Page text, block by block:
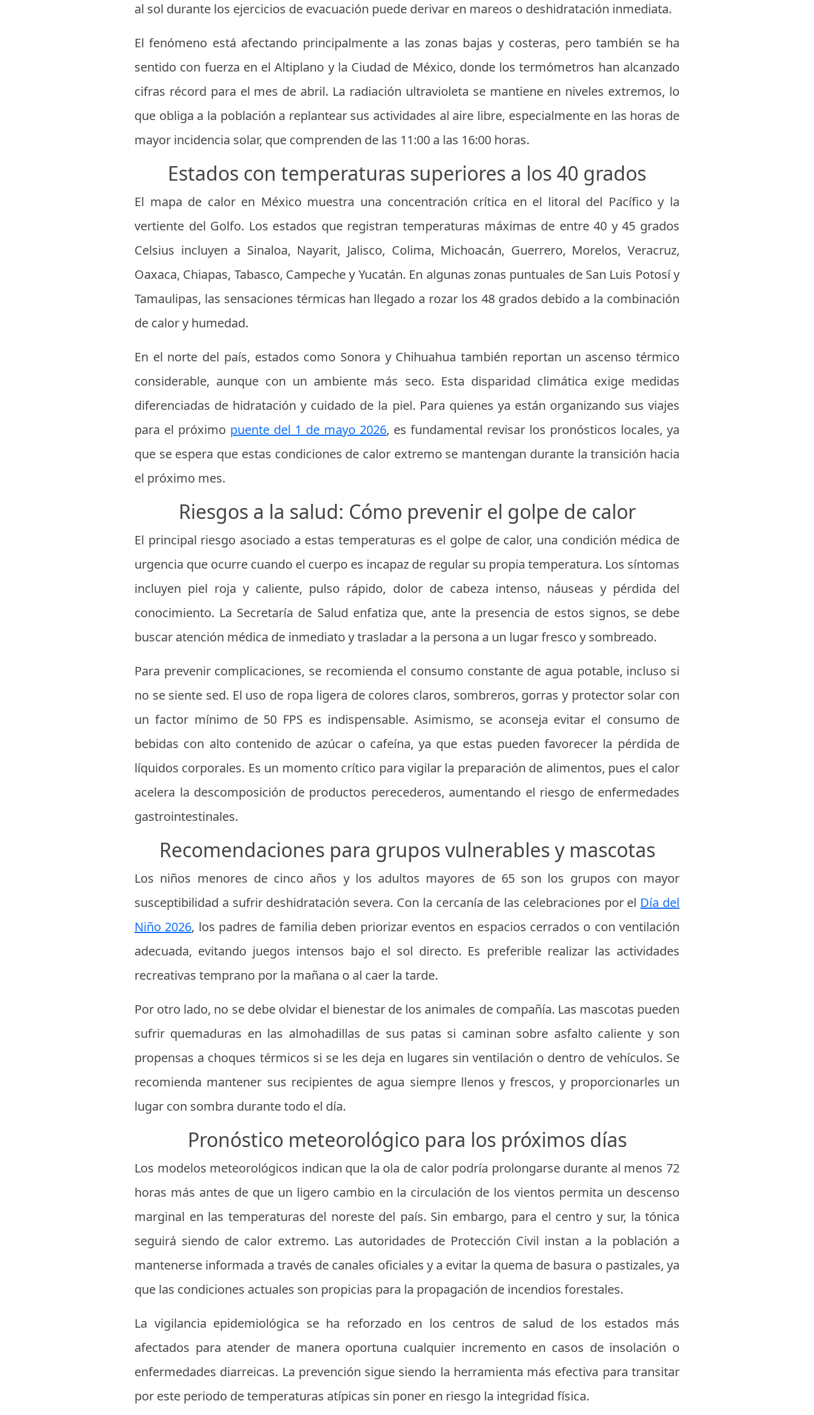
al sol durante los ejercicios de evacuación puede derivar en mareos o deshidratación inmediata.
El fenómeno está afectando principalmente a las zonas bajas y costeras, pero también se ha
sentido con fuerza en el Altiplano y la Ciudad de México, donde los termómetros han alcanzado
cifras récord para el mes de abril. La radiación ultravioleta se mantiene en niveles extremos, lo
que obliga a la población a replantear sus actividades al aire libre, especialmente en las horas de
mayor incidencia solar, que comprenden de las 11:00 a las 16:00 horas.
Estados con temperaturas superiores a los 40 grados
El mapa de calor en México muestra una concentración crítica en el litoral del Pacífico y la
vertiente del Golfo. Los estados que registran temperaturas máximas de entre 40 y 45 grados
Celsius incluyen a Sinaloa, Nayarit, Jalisco, Colima, Michoacán, Guerrero, Morelos, Veracruz,
Oaxaca, Chiapas, Tabasco, Campeche y Yucatán. En algunas zonas puntuales de San Luis Potosí y
Tamaulipas, las sensaciones térmicas han llegado a rozar los 48 grados debido a la combinación
de calor y humedad.
En el norte del país, estados como Sonora y Chihuahua también reportan un ascenso térmico
considerable, aunque con un ambiente más seco. Esta disparidad climática exige medidas
diferenciadas de hidratación y cuidado de la piel. Para quienes ya están organizando sus viajes
para el próximo puente del 1 de mayo 2026, es fundamental revisar los pronósticos locales, ya
que se espera que estas condiciones de calor extremo se mantengan durante la transición hacia
el próximo mes.
Riesgos a la salud: Cómo prevenir el golpe de calor
El principal riesgo asociado a estas temperaturas es el golpe de calor, una condición médica de
urgencia que ocurre cuando el cuerpo es incapaz de regular su propia temperatura. Los síntomas
incluyen piel roja y caliente, pulso rápido, dolor de cabeza intenso, náuseas y pérdida del
conocimiento. La Secretaría de Salud enfatiza que, ante la presencia de estos signos, se debe
buscar atención médica de inmediato y trasladar a la persona a un lugar fresco y sombreado.
Para prevenir complicaciones, se recomienda el consumo constante de agua potable, incluso si
no se siente sed. El uso de ropa ligera de colores claros, sombreros, gorras y protector solar con
un factor mínimo de 50 FPS es indispensable. Asimismo, se aconseja evitar el consumo de
bebidas con alto contenido de azúcar o cafeína, ya que estas pueden favorecer la pérdida de
líquidos corporales. Es un momento crítico para vigilar la preparación de alimentos, pues el calor
acelera la descomposición de productos perecederos, aumentando el riesgo de enfermedades
gastrointestinales.
Recomendaciones para grupos vulnerables y mascotas
Los niños menores de cinco años y los adultos mayores de 65 son los grupos con mayor
susceptibilidad a sufrir deshidratación severa. Con la cercanía de las celebraciones por el Día del
Niño 2026, los padres de familia deben priorizar eventos en espacios cerrados o con ventilación
adecuada, evitando juegos intensos bajo el sol directo. Es preferible realizar las actividades
recreativas temprano por la mañana o al caer la tarde.
Por otro lado, no se debe olvidar el bienestar de los animales de compañía. Las mascotas pueden
sufrir quemaduras en las almohadillas de sus patas si caminan sobre asfalto caliente y son
propensas a choques térmicos si se les deja en lugares sin ventilación o dentro de vehículos. Se
recomienda mantener sus recipientes de agua siempre llenos y frescos, y proporcionarles un
lugar con sombra durante todo el día.
Pronóstico meteorológico para los próximos días
Los modelos meteorológicos indican que la ola de calor podría prolongarse durante al menos 72
horas más antes de que un ligero cambio en la circulación de los vientos permita un descenso
marginal en las temperaturas del noreste del país. Sin embargo, para el centro y sur, la tónica
seguirá siendo de calor extremo. Las autoridades de Protección Civil instan a la población a
mantenerse informada a través de canales oficiales y a evitar la quema de basura o pastizales, ya
que las condiciones actuales son propicias para la propagación de incendios forestales.
La vigilancia epidemiológica se ha reforzado en los centros de salud de los estados más
afectados para atender de manera oportuna cualquier incremento en casos de insolación o
enfermedades diarreicas. La prevención sigue siendo la herramienta más efectiva para transitar
por este periodo de temperaturas atípicas sin poner en riesgo la integridad física.